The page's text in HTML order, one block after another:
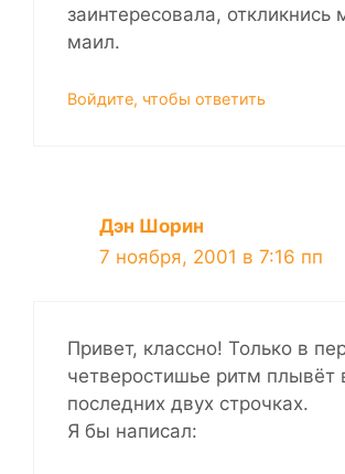
заинтересовала, откликнись
маил.
Войдите, чтобы ответить
Дэн Шорин
7 ноября, 2001 в 7:16 пп
Привет, классно! Только в
четверостишье ритм плывёт
последних двух строчках.
Я бы написал: